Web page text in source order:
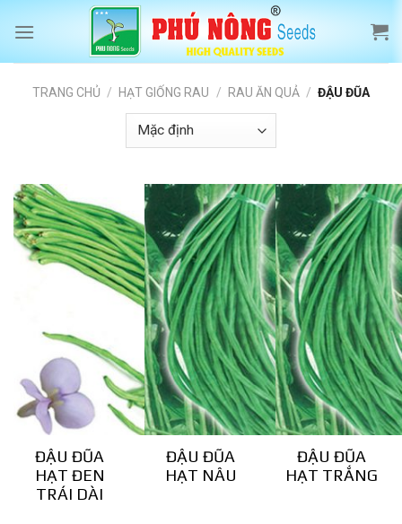
TRANG CHỦ / HẠT GIỐNG RAU / RAU ĂN QUẢ / ĐẬU ĐŨA
ĐẬU ĐŨA
HẠT ĐEN
TRÁI DÀI
ĐẬU ĐŨA
HẠT NÂU
ĐẬU ĐŨA
HẠT TRẮNG